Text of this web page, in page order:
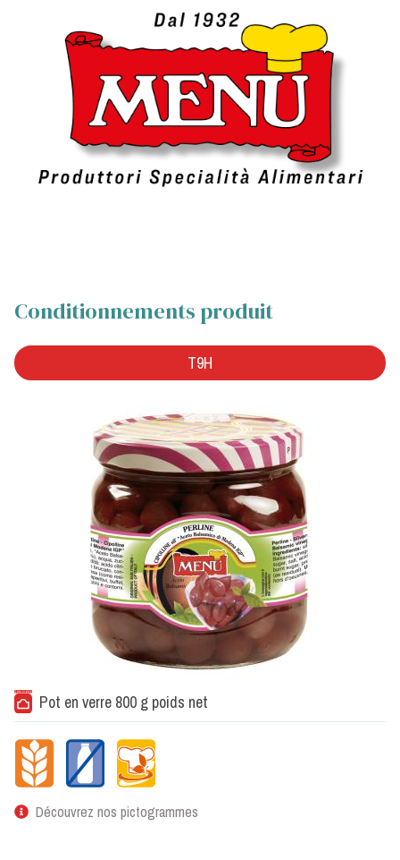
Conditionnements produit
T9H
Pot en verre 800 g poids net
Découvrez nos pictogrammes